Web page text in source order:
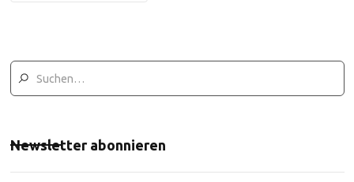
Newsletter abonnieren